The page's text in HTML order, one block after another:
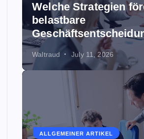
Welche Strategien
belastbare
Waltraud July 11, 2026
ALLGEMEINER ARTIKEL